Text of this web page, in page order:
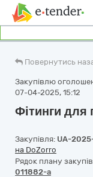
Повернутись
Закупівлю
07-04-2025, 15:12
Фітинги для
Закупівля: UA-
на DoZorro
Рядок плану
011882-a